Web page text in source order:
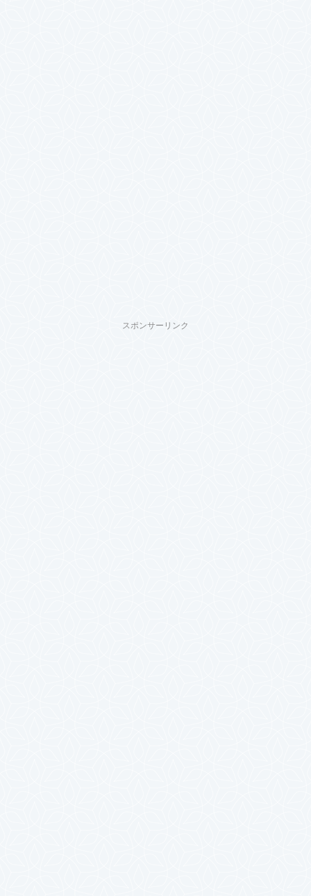
スポンサーリンク